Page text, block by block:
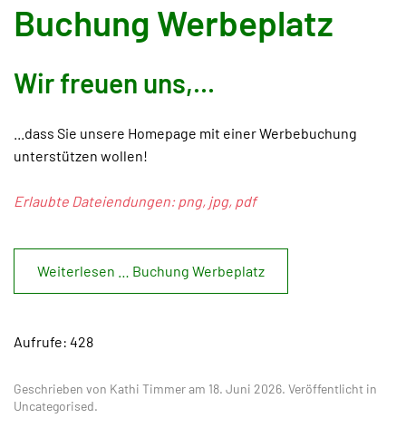
Buchung Werbeplatz
Wir freuen uns,...
...dass Sie unsere Homepage mit einer Werbebuchung
unterstützen wollen!
Erlaubte Dateiendungen: png, jpg, pdf
Weiterlesen … Buchung Werbeplatz
Aufrufe: 428
Geschrieben von Kathi Timmer am 18. Juni 2026. Veröffentlicht in
Uncategorised.